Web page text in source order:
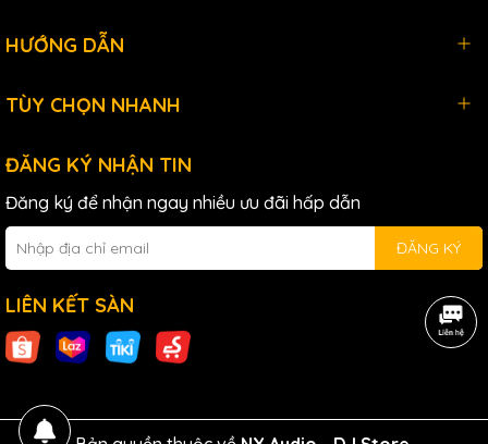
HƯỚNG DẪN
TÙY CHỌN NHANH
ĐĂNG KÝ NHẬN TIN
Đăng ký để nhận ngay nhiều ưu đãi hấp dẫn
ĐĂNG KÝ
LIÊN KẾT SÀN